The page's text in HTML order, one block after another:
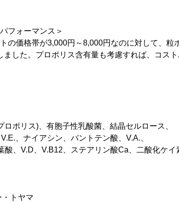
フォーマンス＞
の価格帯が3,000円～8,000円なのに対して、粒
ました。プロポリス含有量も考慮すれば、コス
ポリス)、有胞子性乳酸菌、結晶セルロース、
イアシン、パントテン酸、V.A.、
、V.B12、ステアリン酸Ca、二酸化ケイ
トヤマ